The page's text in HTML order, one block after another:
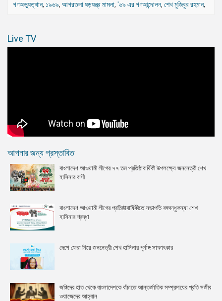
গণঅভ্যুত্থান, ১৯৬৯, আগরতলা ষড়যন্ত্র মামলা, '৬৯ এর গণআন্দোলন, শেখ মুজিবুর রহমান,
Live TV
আপনার জন্য প্রস্তাবিত
বাংলাদেশ আওয়ামী লীগের ৭৭ তম প্রতিষ্ঠাবার্ষিকী উপলক্ষ্যে জননেত্রী শেখ
হাসিনার বাণী
বাংলাদেশ আওয়ামী লীগের প্রতিষ্ঠাবার্ষিকীতে সভাপতি বঙ্গবন্ধুকন্যা শেখ
হাসিনার শ্রদ্ধা
দেশে ফেরা নিয়ে জননেত্রী শেখ হাসিনার পূর্নাঙ্গ সাক্ষাৎকার
জঙ্গিদের হাত থেকে বাংলাদেশকে বাঁচাতে আন্তর্জাতিক সম্প্রদায়ের প্রতি সজীব
ওয়াজেদের আহ্বান